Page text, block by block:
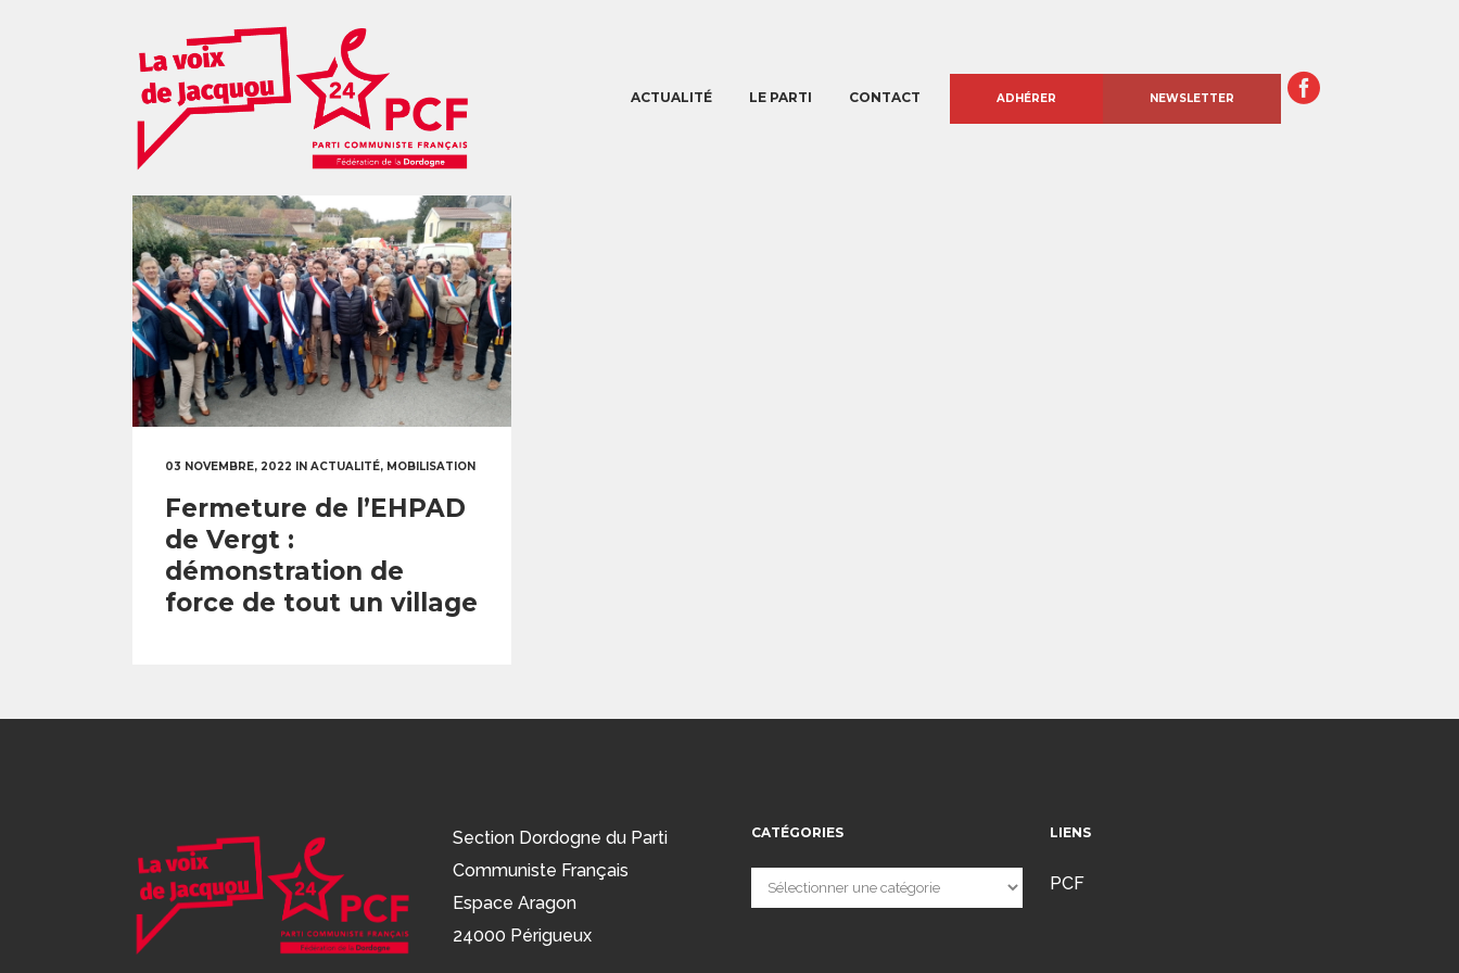
ADHÉRER NEWSLETTER
ACTUALITÉ LE PARTI CONTACT
03 NOVEMBRE, 2022 IN ACTUALITÉ, MOBILISATION
Fermeture de l’EHPAD
de Vergt :
démonstration de
force de tout un village
Section Dordogne du Parti
Communiste Français
Espace Aragon
24000 Périgueux
CATÉGORIES
Catégories
LIENS
PCF